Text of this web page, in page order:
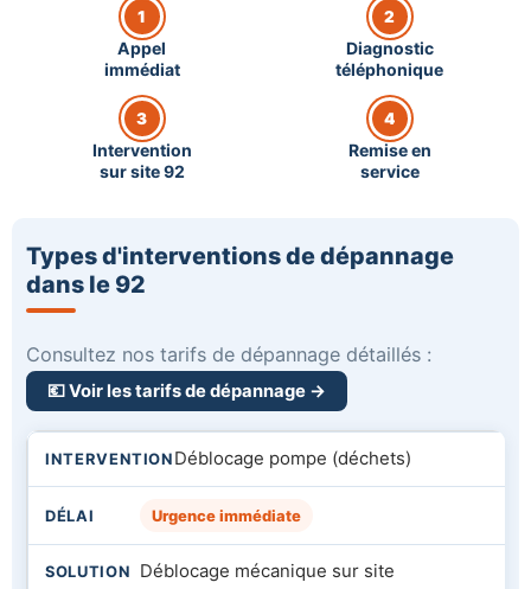
1
Appel
immédiat
2
Diagnostic
téléphonique
3
Intervention
sur site 92
4
Remise en
service
Types d'interventions de dépannage
dans le 92
Consultez nos tarifs de dépannage détaillés :
💶 Voir les tarifs de dépannage →
Déblocage pompe (déchets)
Urgence immédiate
Déblocage mécanique sur site